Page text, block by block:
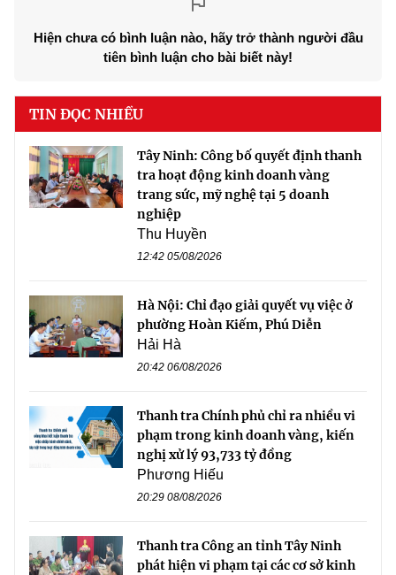
Hiện chưa có bình luận nào, hãy trở thành người đầu
tiên bình luận cho bài biết này!
TIN ĐỌC NHIỀU
Tây Ninh: Công bố quyết định thanh
tra hoạt động kinh doanh vàng
trang sức, mỹ nghệ tại 5 doanh
nghiệp
Thu Huyền
12:42 05/08/2026
Hà Nội: Chỉ đạo giải quyết vụ việc ở
phường Hoàn Kiếm, Phú Diễn
Hải Hà
20:42 06/08/2026
Thanh tra Chính phủ chỉ ra nhiều vi
phạm trong kinh doanh vàng, kiến
nghị xử lý 93,733 tỷ đồng
Phương Hiếu
20:29 08/08/2026
Thanh tra Công an tỉnh Tây Ninh
phát hiện vi phạm tại các cơ sở kinh